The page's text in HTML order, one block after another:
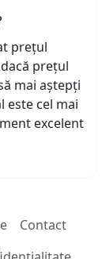
prețul
prețul
mai aștepți
este cel mai
excelent
Contact